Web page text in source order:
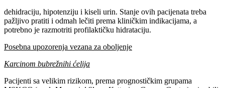
dehidraciju, hipotenziju i kiseli urin. Stanje ovih pacijenata treba
pažljivo pratiti i odmah lečiti prema kliničkim indikacijama, a
potrebno je razmotriti profilaktičku hidrataciju.
Posebna upozorenja vezana za oboljenje
Karcinom bubrežnihi ćelija
Pacijenti sa velikim rizikom, prema prognostičkim grupama